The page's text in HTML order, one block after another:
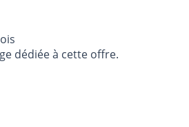
dédiée à cette offre.